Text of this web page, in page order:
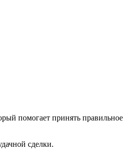
помогает принять правильное
сделки.